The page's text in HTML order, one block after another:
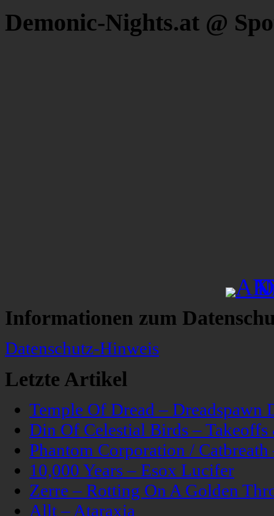
Demonic-Nights.at @
Informationen zum
Datenschutz-Hinweis
Letzte Artikel
Temple Of Dread – Dreadspawn
Din Of Celestial Birds –
Phantom Corporation /
10,000 Years – Esox Lucifer
Zerre – Rotting On A Golden
Allt – Ataraxia